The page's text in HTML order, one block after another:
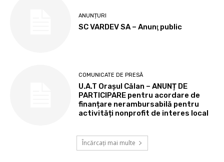
ANUNȚURI
SC VARDEV SA – Anunţ public
COMUNICATE DE PRESĂ
U.A.T Orașul Călan – ANUNȚ DE
PARTICIPARE pentru acordare de
finanțare nerambursabilă pentru
activități nonprofit de interes local
Încărcați mai multe